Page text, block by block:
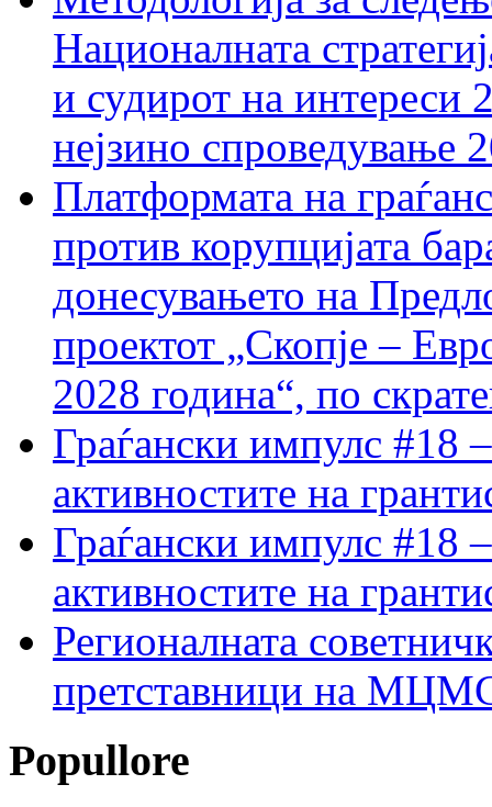
Националната
и судирот на интереси
нејзино спроведување
Платформата на
против корупцијата
донесувањето на
проектот „Скопје –
2028 година“, по
Граѓански импулс #18
активностите на
Граѓански импулс #18
активностите на
Регионалната
претставници на МЦМС
Popullore